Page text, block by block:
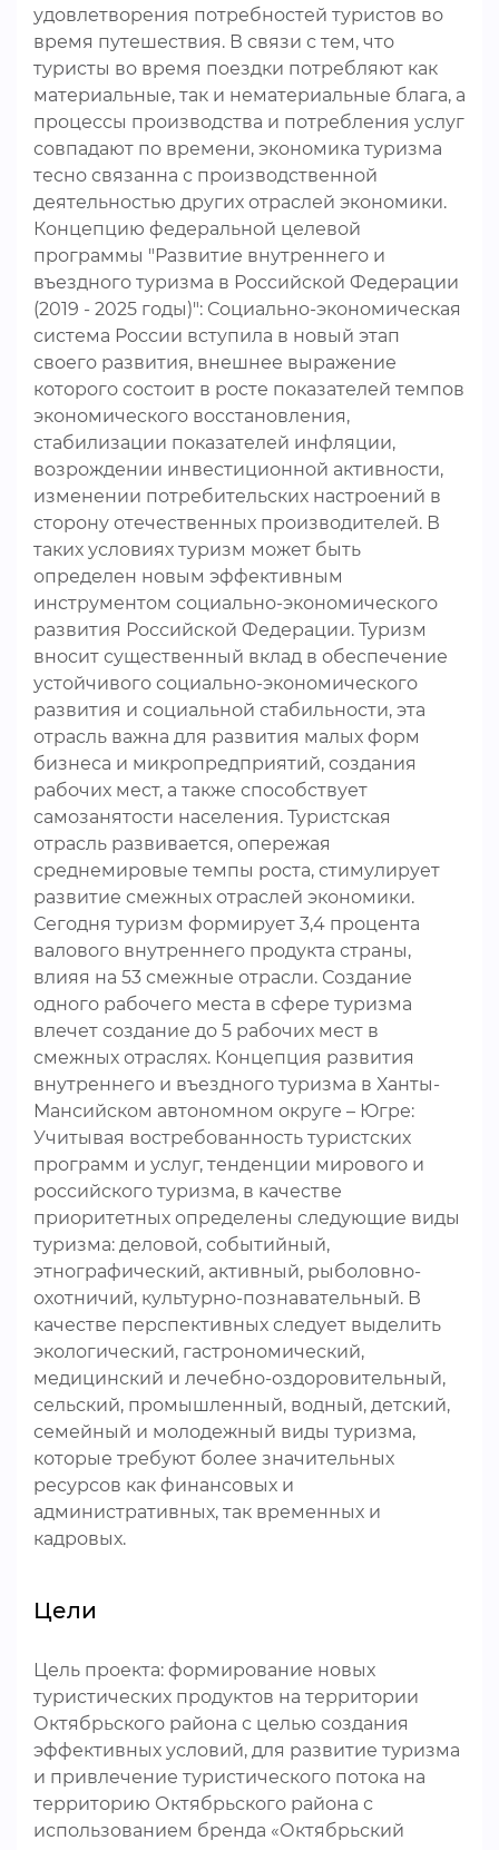
удовлетворения потребностей туристов во
время путешествия. В связи с тем, что
туристы во время поездки потребляют как
материальные, так и нематериальные блага, а
процессы производства и потребления услуг
совпадают по времени, экономика туризма
тесно связанна с производственной
деятельностью других отраслей экономики.
Концепцию федеральной целевой
программы "Развитие внутреннего и
въездного туризма в Российской Федерации
(2019 - 2025 годы)": Социально-экономическая
система России вступила в новый этап
своего развития, внешнее выражение
которого состоит в росте показателей темпов
экономического восстановления,
стабилизации показателей инфляции,
возрождении инвестиционной активности,
изменении потребительских настроений в
сторону отечественных производителей. В
таких условиях туризм может быть
определен новым эффективным
инструментом социально-экономического
развития Российской Федерации. Туризм
вносит существенный вклад в обеспечение
устойчивого социально-экономического
развития и социальной стабильности, эта
отрасль важна для развития малых форм
бизнеса и микропредприятий, создания
рабочих мест, а также способствует
самозанятости населения. Туристская
отрасль развивается, опережая
среднемировые темпы роста, стимулирует
развитие смежных отраслей экономики.
Сегодня туризм формирует 3,4 процента
валового внутреннего продукта страны,
влияя на 53 смежные отрасли. Создание
одного рабочего места в сфере туризма
влечет создание до 5 рабочих мест в
смежных отраслях. Концепция развития
внутреннего и въездного туризма в Ханты-
Мансийском автономном округе – Югре:
Учитывая востребованность туристских
программ и услуг, тенденции мирового и
российского туризма, в качестве
приоритетных определены следующие виды
туризма: деловой, событийный,
этнографический, активный, рыболовно-
охотничий, культурно-познавательный. В
качестве перспективных следует выделить
экологический, гастрономический,
медицинский и лечебно-оздоровительный,
сельский, промышленный, водный, детский,
семейный и молодежный виды туризма,
которые требуют более значительных
ресурсов как финансовых и
административных, так временных и
кадровых.
Цели
Цель проекта: формирование новых
туристических продуктов на территории
Октябрьского района с целью создания
эффективных условий, для развитие туризма
и привлечение туристического потока на
территорию Октябрьского района с
использованием бренда «Октябрьский